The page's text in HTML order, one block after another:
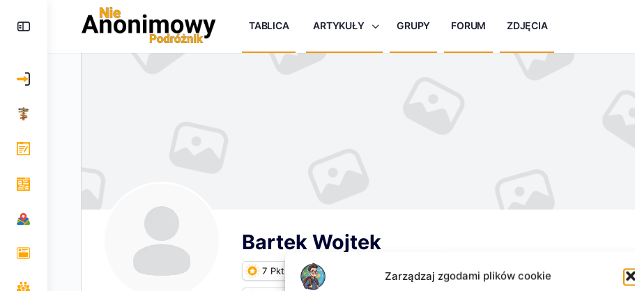
Zarządzaj zgodami plików cookie
TABLICA ARTYKUŁY GRUPY FORUM ZDJĘCIA
Bartek Wojtek
7 Pkt